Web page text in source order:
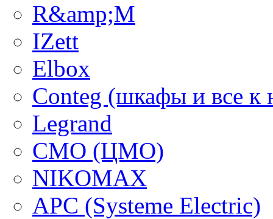
R&amp;M
IZett
Elbox
Conteg (шкафы и все к
Legrand
CMO (ЦМО)
NIKOMAX
APC (Systeme Electric)